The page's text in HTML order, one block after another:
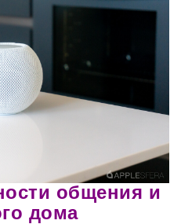
общения и
дома